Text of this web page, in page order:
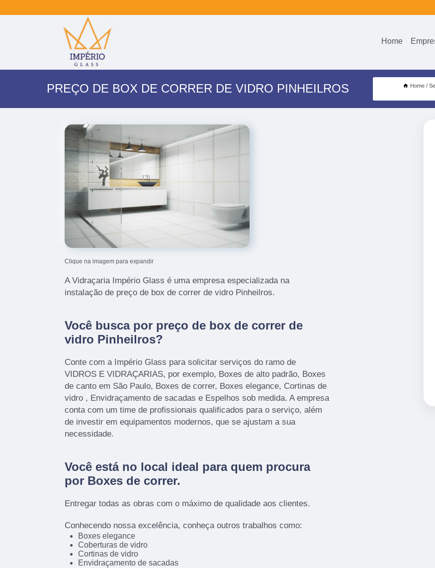
Home
PREÇO DE BOX DE CORRER DE VIDRO PINHEILROS Home
Clique na imagem para expandir
A Vidraçaria Império Glass é uma empresa especializada na
instalação de preço de box de correr de vidro Pinheilros.
Você busca por preço de box de correr de
vidro Pinheilros?
Conte com a Império Glass para solicitar serviços do ramo de
VIDROS E VIDRAÇARIAS, por exemplo, Boxes de alto padrão, Boxes
de canto em São Paulo, Boxes de correr, Boxes elegance, Cortinas de
vidro , Envidraçamento de sacadas e Espelhos sob medida. A empresa
conta com um time de profissionais qualificados para o serviço, além
de investir em equipamentos modernos, que se ajustam a sua
necessidade.
Você está no local ideal para quem procura
por Boxes de correr.
Entregar todas as obras com o máximo de qualidade aos clientes.
Conhecendo nossa excelência, conheça outros trabalhos como:
Boxes elegance
Coberturas de vidro
Cortinas de vidro
Envidraçamento de sacadas